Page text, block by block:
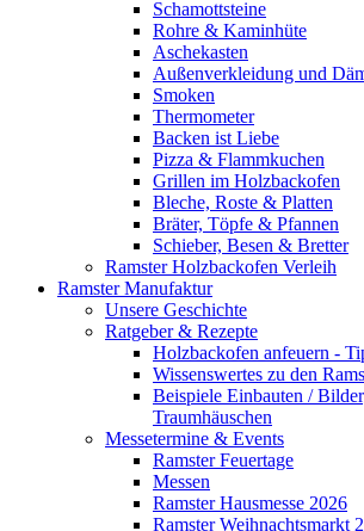
Schamottsteine
Rohre & Kaminhüte
Aschekasten
Außenverkleidung und
Smoken
Thermometer
Backen ist Liebe
Pizza & Flammkuchen
Grillen im Holzbackofen
Bleche, Roste & Platten
Bräter, Töpfe & Pfannen
Schieber, Besen & Bretter
Ramster Holzbackofen Verleih
Ramster Manufaktur
Unsere Geschichte
Ratgeber & Rezepte
Holzbackofen anfeuern -
Wissenswertes zu den
Beispiele Einbauten /
Traumhäuschen
Messetermine & Events
Ramster Feuertage
Messen
Ramster Hausmesse 2026
Ramster Weihnachtsmarkt